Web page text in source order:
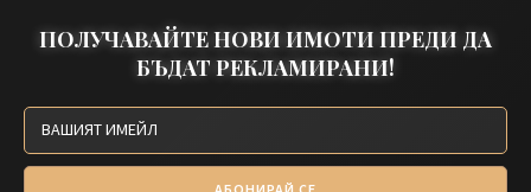
ПОЛУЧАВАЙТЕ НОВИ ИМОТИ ПРЕДИ ДА
БЪДАТ РЕКЛАМИРАНИ!